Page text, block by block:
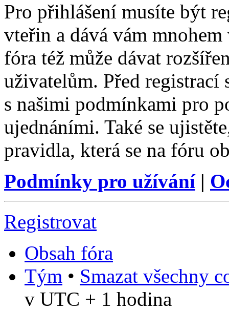
Pro přihlášení musíte být
vteřin a dává vám
fóra též může dávat
uživatelům. Před registrací
s našimi podmínkami pro
ujednáními. Také se
pravidla, která se na fóru
Podmínky pro užívání|
Registrovat
Obsah fóra
Tým • Smazat všechny
v UTC + 1 hodina